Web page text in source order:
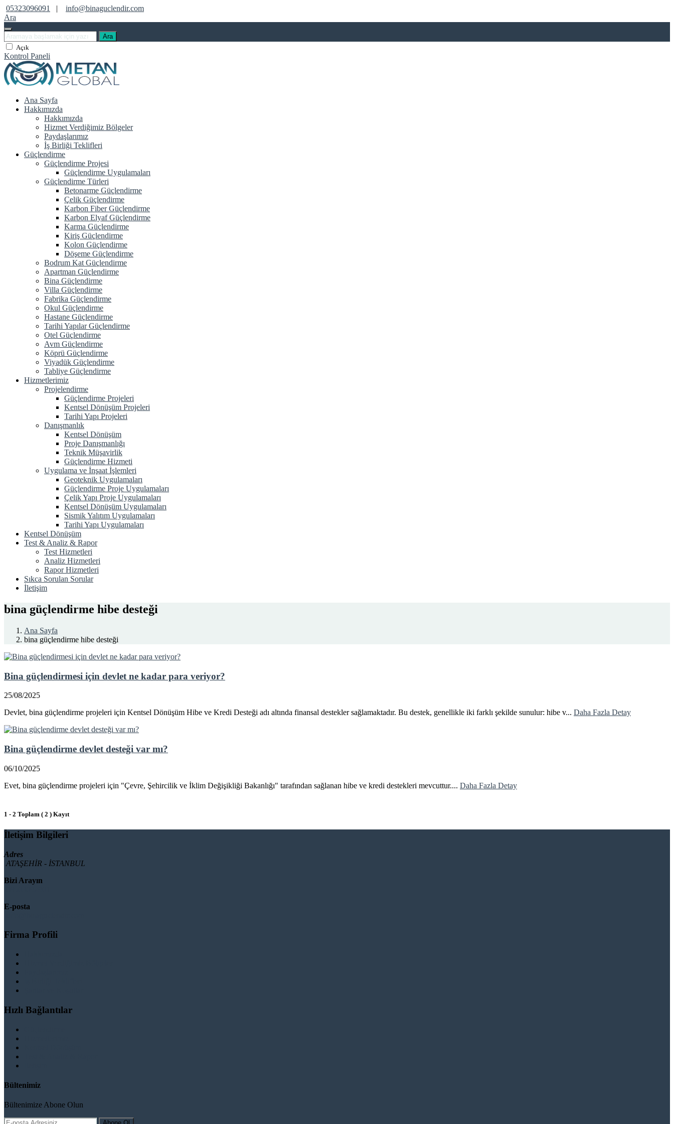
05323096091 |
info@binaguclendir.com
Ara
Ara
Açık
Kontrol Paneli
Ana Sayfa
Hakkımızda
Hakkımızda
Hizmet Verdiğimiz Bölgeler
Paydaşlarımız
İş Birliği Teklifleri
Güçlendirme
Güçlendirme Projesi
Güçlendirme Uygulamaları
Güçlendirme Türleri
Betonarme Güçlendirme
Çelik Güçlendirme
Karbon Fiber Güçlendirme
Karbon Elyaf Güçlendirme
Karma Güçlendirme
Kiriş Güçlendirme
Kolon Güçlendirme
Döşeme Güçlendirme
Bodrum Kat Güçlendirme
Apartman Güçlendirme
Bina Güçlendirme
Villa Güçlendirme
Fabrika Güçlendirme
Okul Güçlendirme
Hastane Güçlendirme
Tarihi Yapılar Güçlendirme
Otel Güçlendirme
Avm Güçlendirme
Köprü Güçlendirme
Viyadük Güçlendirme
Tabliye Güçlendirme
Hizmetlerimiz
Projelendirme
Güçlendirme Projeleri
Kentsel Dönüşüm Projeleri
Tarihi Yapı Projeleri
Danışmanlık
Kentsel Dönüşüm
Proje Danışmanlığı
Teknik Müşavirlik
Güçlendirme Hizmeti
Uygulama ve İnşaat İşlemleri
Geoteknik Uygulamaları
Güçlendirme Proje Uygulamaları
Çelik Yapı Proje Uygulamaları
Kentsel Dönüşüm Uygulamaları
Sismik Yalıtım Uygulamaları
Tarihi Yapı Uygulamaları
Kentsel Dönüşüm
Test & Analiz & Rapor
Test Hizmetleri
Analiz Hizmetleri
Rapor Hizmetleri
Sıkca Sorulan Sorular
İletişim
bina güçlendirme hibe desteği
Ana Sayfa
bina güçlendirme hibe desteği
Bina güçlendirmesi için devlet ne kadar para veriyor?
25/08/2025
Devlet, bina güçlendirme projeleri için Kentsel Dönüşüm Hibe ve Kredi Desteği adı altında finansal destekler sağlamaktadır. Bu destek, genellikle iki farklı şekilde sunulur: hibe v... Daha Fazla Detay
Bina güçlendirme devlet desteği var mı?
06/10/2025
Evet, bina güçlendirme projeleri için "Çevre, Şehircilik ve İklim Değişikliği Bakanlığı" tarafından sağlanan hibe ve kredi destekleri mevcuttur.... Daha Fazla Detay
1 - 2 Toplam ( 2 ) Kayıt
İletişim Bilgileri
Adres
ATAŞEHİR - İSTANBUL
Bizi Arayın
E-posta
Firma Profili
Hızlı Bağlantılar
Bültenimiz
Bültenimize Abone Olun